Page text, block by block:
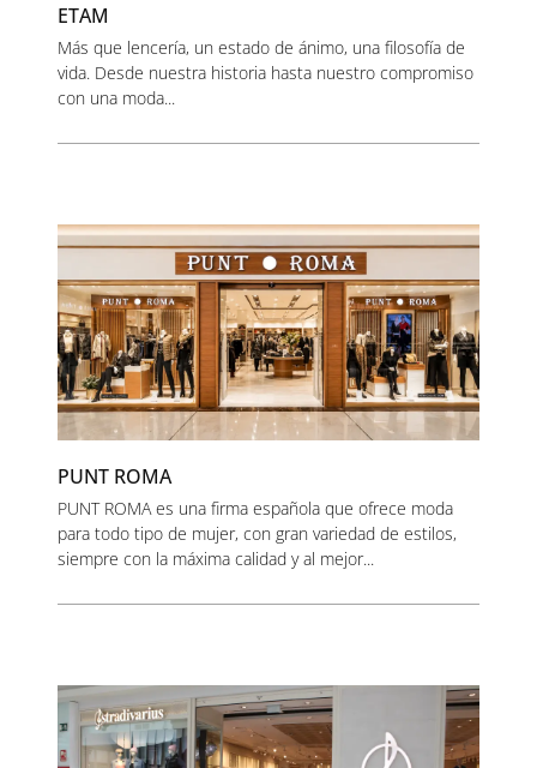
ETAM
Más que lencería, un estado de ánimo, una filosofía de
vida. Desde nuestra historia hasta nuestro compromiso
con una moda...
PUNT ROMA
PUNT ROMA es una firma española que ofrece moda
para todo tipo de mujer, con gran variedad de estilos,
siempre con la máxima calidad y al mejor...